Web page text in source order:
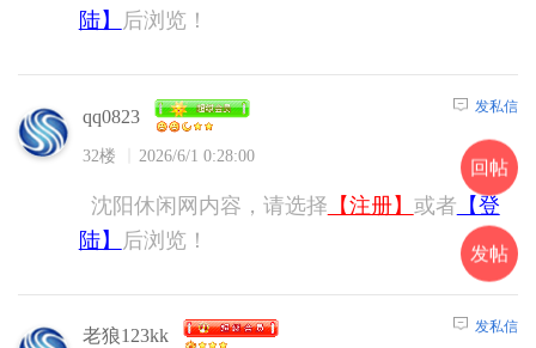
陆】
后浏览！
qq0823
32楼 2026/6/1 0:28:00
发私信
沈阳休闲网内容，请选择 【注册】 或者 【登
陆】
后浏览！
老狼123kk 发私信
回帖
发帖